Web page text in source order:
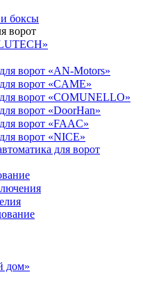
боксы
ворот
ворот «AN-Motors»
ворот «CAME»
ворот «COMUNELLO»
ворот «DoorHan»
ворот «FAAC»
ворот «NICE»
для ворот
дом»